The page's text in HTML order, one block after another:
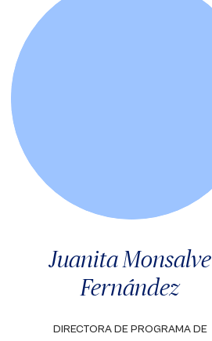
Juanita Monsalve
Fernández
DIRECTORA DE PROGRAMA DE